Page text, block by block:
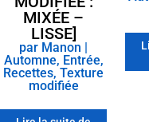
MIXÉE –
LISSE]
par Manon |
Automne, Entrée,
Recettes,Texture
modifiée